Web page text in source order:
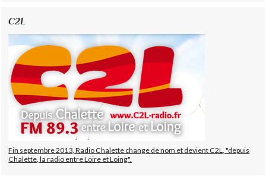
C2L
Fin septembre 2013, Radio Chalette change de nom et devient C2L, "depuis
Chalette, la radio entre Loire et Loing".